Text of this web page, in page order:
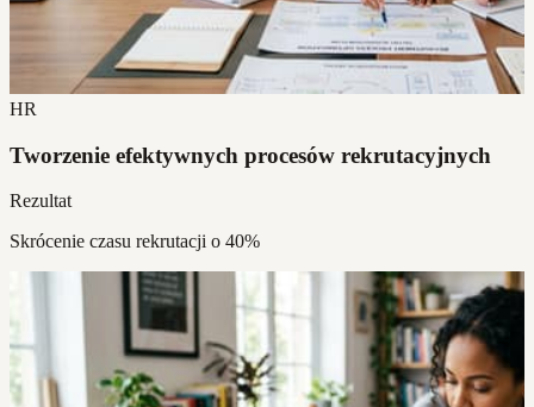
HR
Tworzenie efektywnych procesów rekrutacyjnych
Rezultat
Skrócenie czasu rekrutacji o 40%